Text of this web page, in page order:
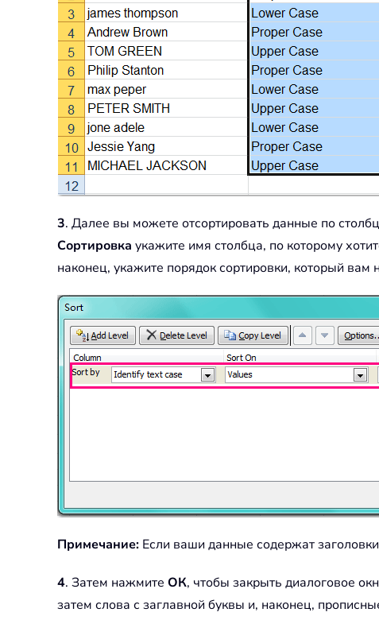
3. Далее вы можете отсортировать данные по
Сортировка укажите имя столбца, по которому
наконец, укажите порядок сортировки, который вам
Примечание: Если ваши данные содержат
4. Затем нажмите ОК, чтобы закрыть диалоговое
затем слова с заглавной буквы и, наконец,